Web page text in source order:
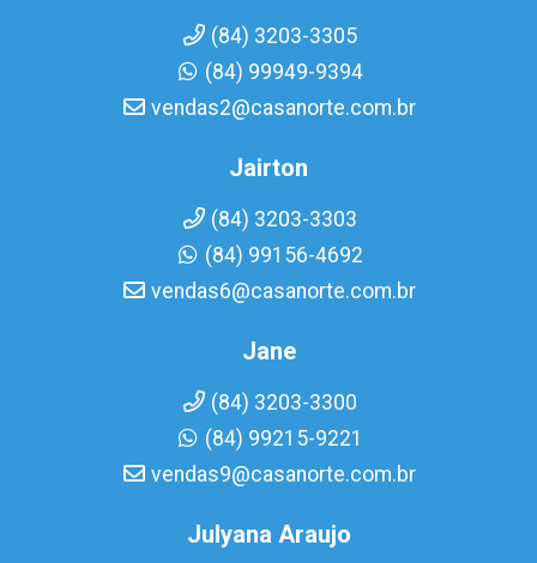
(84) 3203-3305
(84) 99949-9394
vendas2@casanorte.com.br
Jairton
(84) 3203-3303
(84) 99156-4692
vendas6@casanorte.com.br
Jane
(84) 3203-3300
(84) 99215-9221
vendas9@casanorte.com.br
Julyana Araujo